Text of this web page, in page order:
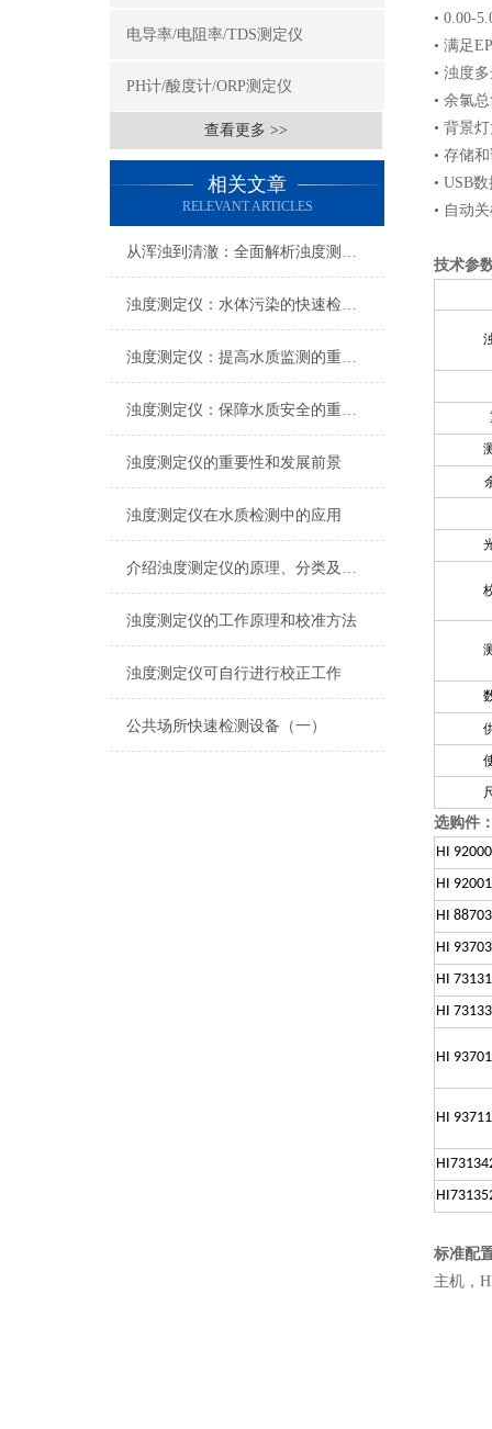
电导率/电阻率/TDS测定仪
PH计/酸度计/ORP测定仪
查看更多 >>
相关文章
RELEVANT ARTICLES
从浑浊到清澈：全面解析浊度测定仪在水质监测中的关键角色
浊度测定仪：水体污染的快速检测仪器
浊度测定仪：提高水质监测的重要工具
浊度测定仪：保障水质安全的重要设备
浊度测定仪的重要性和发展前景
浊度测定仪在水质检测中的应用
介绍浊度测定仪的原理、分类及应用
浊度测定仪的工作原理和校准方法
浊度测定仪可自行进行校正工作
公共场所快速检测设备（一）
• 0.00-
• 满足
• 浊度
• 余氯
• 背景
• 存储
• USB
• 自动
技术参
选购件
HI 92000
HI
HI
HI
HI
HI
HI
HI
标准配
主机，